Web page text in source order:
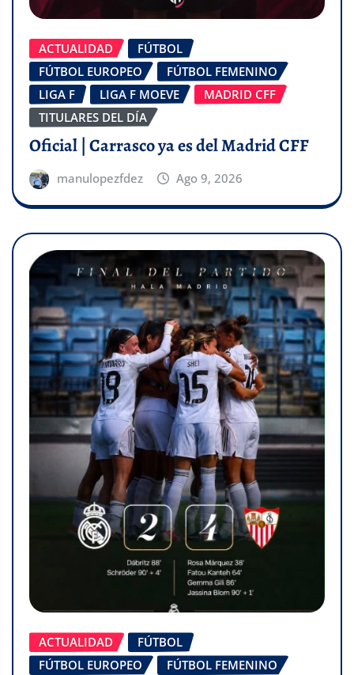
ACTUALIDAD
FÚTBOL
FÚTBOL EUROPEO
FÚTBOL FEMENINO
LIGA F
LIGA F MOEVE
MADRID CFF
TITULARES DEL DÍA
Oficial | Carrasco ya es del Madrid CFF
manulopezfdez Ago 9, 2026
ACTUALIDAD
FÚTBOL
FÚTBOL EUROPEO
FÚTBOL FEMENINO